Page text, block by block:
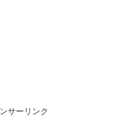
サーリンク